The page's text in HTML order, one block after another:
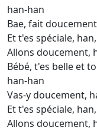
han-han
Bae, fait
Et t'es spéciale,
Allons doucement,
Bébé, t'es belle et
han-han
Vas-y doucement,
Et t'es spéciale,
Allons doucement,